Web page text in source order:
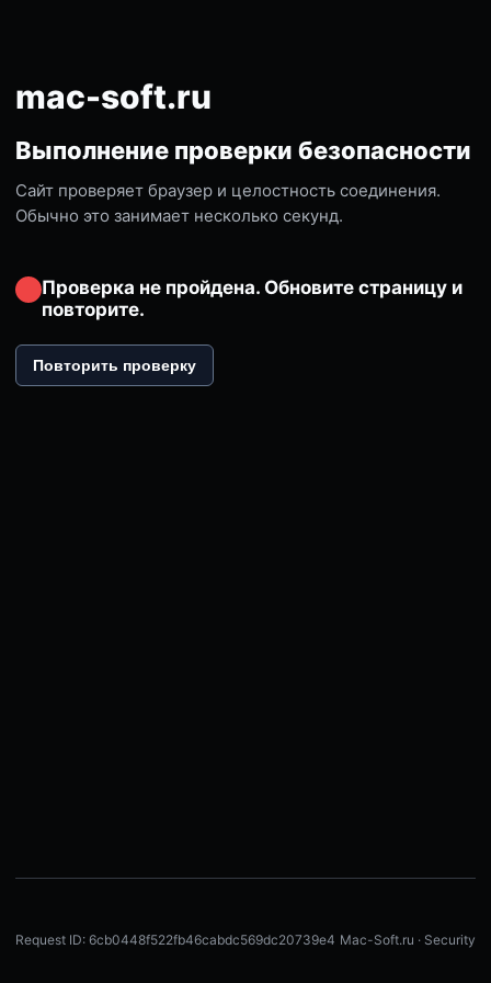
mac-soft.ru
Выполнение проверки безопасности
Сайт проверяет браузер и целостность соединения.
Обычно это занимает несколько секунд.
Проверка не пройдена. Обновите страницу и
повторите.
Повторить проверку
Request ID: 6cb0448f522fb46cabdc569dc20739e4 Mac-Soft.ru · Security